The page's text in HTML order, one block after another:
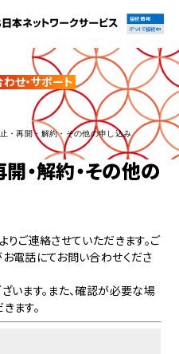
集合住宅オーナーの方
接続情報
IPv4で接続中
せ・サポート
・再開・解約・その他の申し込み
・解約・その他の
ご連絡させていただきます。ご
電話にてお問い合わせくださ
います。また、確認が必要な場
ます。